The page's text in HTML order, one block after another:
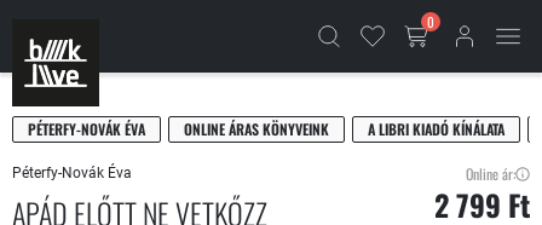
0
PÉTERFY-NOVÁK ÉVA ONLINE ÁRAS KÖNYVEINK A LIBRI KIADÓ KÍNÁLATA
Péterfy-Novák Éva
APÁD ELŐTT NE VETKŐZZ
Online ár:
2 799 Ft